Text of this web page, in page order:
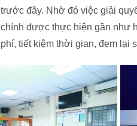
trước đây. Nhờ đó việc giải
chính được thực hiện gần như
phí, tiết kiệm thời gian, đem lại